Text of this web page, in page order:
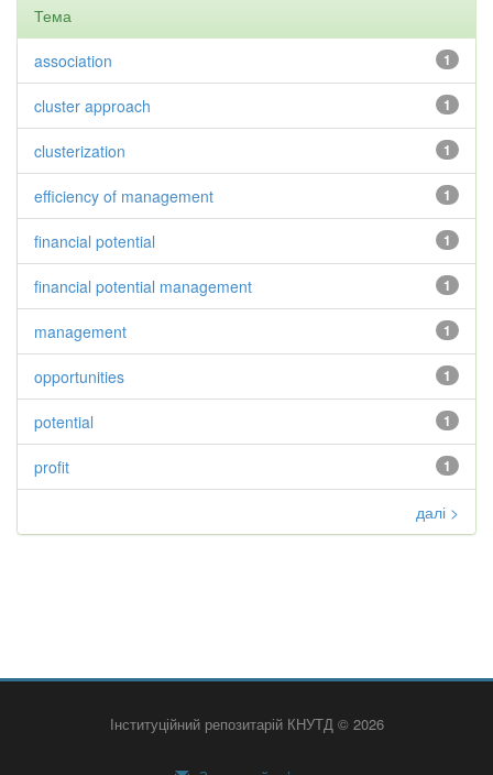
Тема
1
association
1
cluster approach
1
clusterization
1
efficiency of management
1
financial potential
1
financial potential management
1
management
1
opportunities
1
potential
1
profit
далі >
Інституційний репозитарій КНУТД © 2026